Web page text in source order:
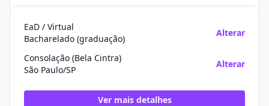
EaD / Virtual
Bacharelado (graduação)
Alterar
Consolação (Bela Cintra)
São Paulo/SP
Alterar
Ver mais detalhes